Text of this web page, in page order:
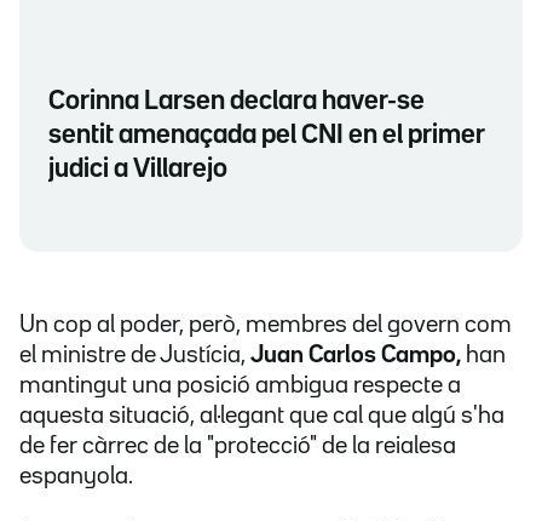
Corinna Larsen declara haver-se
sentit amenaçada pel CNI en el primer
judici a Villarejo
Un cop al poder, però, membres del govern com
el ministre de Justícia, Juan Carlos Campo, han
mantingut una posició ambigua respecte a
aquesta situació, al·legant que cal que algú s'ha
de fer càrrec de la "protecció" de la reialesa
espanyola.